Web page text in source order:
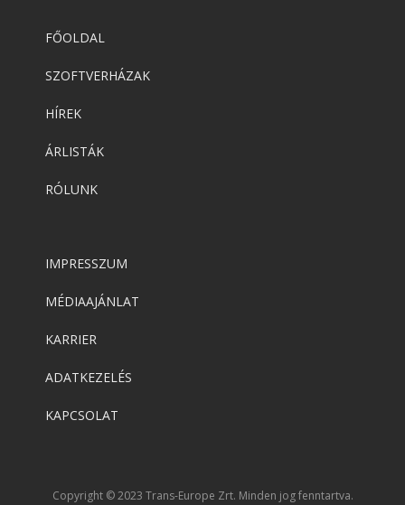
FŐOLDAL
SZOFTVERHÁZAK
HÍREK
ÁRLISTÁK
RÓLUNK
IMPRESSZUM
MÉDIAAJÁNLAT
KARRIER
ADATKEZELÉS
KAPCSOLAT
Copyright © 2023 Trans-Europe Zrt. Minden jog fenntartva.